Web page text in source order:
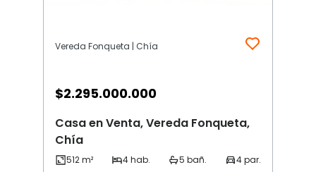
Vereda Fonqueta | Chía
$2.295.000.000
Casa en Venta, Vereda Fonqueta,
Chía